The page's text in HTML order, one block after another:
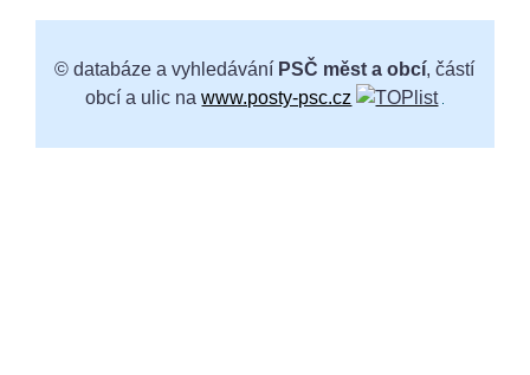
© databáze a vyhledávání PSČ měst a obcí, částí
obcí a ulic nawww.posty-psc.cz